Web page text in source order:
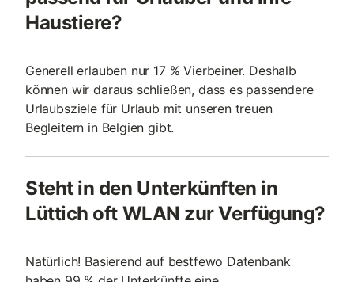
Haustiere?
Generell erlauben nur 17 % Vierbeiner. Deshalb
können wir daraus schließen, dass es passendere
Urlaubsziele für Urlaub mit unseren treuen
Begleitern in Belgien gibt.
Steht in den Unterkünften in
Lüttich oft WLAN zur Verfügung?
Natürlich! Basierend auf bestfewo Datenbank